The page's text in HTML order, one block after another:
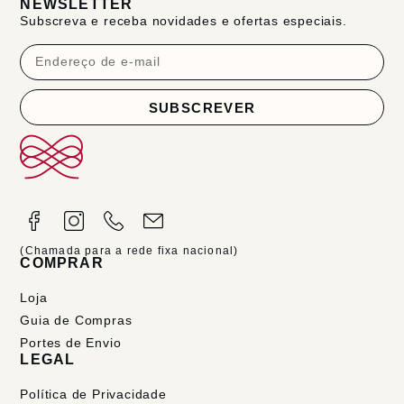
NEWSLETTER
Subscreva e receba novidades e ofertas especiais.
SUBSCREVER
(Chamada para a rede fixa nacional)
COMPRAR
Loja
Guia de Compras
Portes de Envio
LEGAL
Política de Privacidade